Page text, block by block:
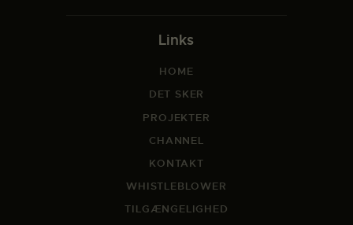
Links
HOME
DET SKER
PROJEKTER
CHANNEL
KONTAKT
WHISTLEBLOWER
TILGÆNGELIGHED